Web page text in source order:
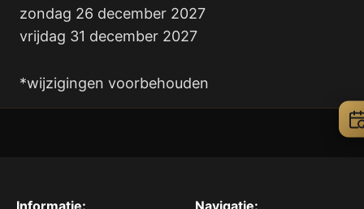
zondag 26 december 2027
vrijdag 31 december 2027
*wijzigingen voorbehouden